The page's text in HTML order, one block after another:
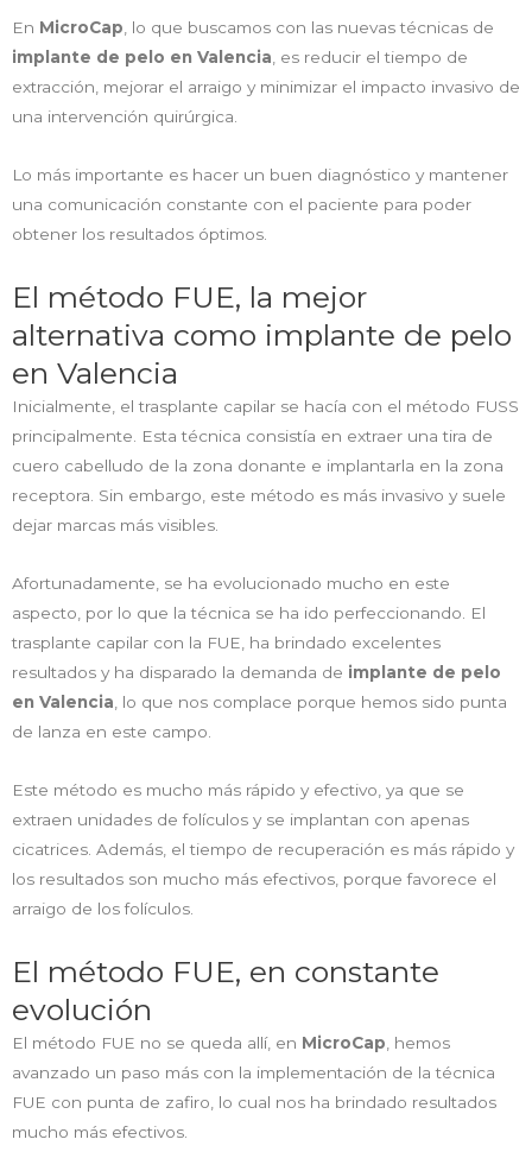
En MicroCap , lo que buscamos con las nuevas técnicas de
implante de pelo en Valencia , es reducir el tiempo de
extracción, mejorar el arraigo y minimizar el impacto invasivo de
una intervención quirúrgica.
Lo más importante es hacer un buen diagnóstico y mantener
una comunicación constante con el paciente para poder
obtener los resultados óptimos.
El método FUE, la mejor
alternativa como implante de pelo
en Valencia
Inicialmente, el trasplante capilar se hacía con el método FUSS
principalmente. Esta técnica consistía en extraer una tira de
cuero cabelludo de la zona donante e implantarla en la zona
receptora. Sin embargo, este método es más invasivo y suele
dejar marcas más visibles.
Afortunadamente, se ha evolucionado mucho en este
aspecto, por lo que la técnica se ha ido perfeccionando. El
trasplante capilar con la FUE, ha brindado excelentes
resultados y ha disparado la demanda de implante de pelo
en Valencia , lo que nos complace porque hemos sido punta
de lanza en este campo.
Este método es mucho más rápido y efectivo, ya que se
extraen unidades de folículos y se implantan con apenas
cicatrices. Además, el tiempo de recuperación es más rápido y
los resultados son mucho más efectivos, porque favorece el
arraigo de los folículos.
El método FUE, en constante
evolución
El método FUE no se queda allí, en MicroCap , hemos
avanzado un paso más con la implementación de la técnica
FUE con punta de zafiro, lo cual nos ha brindado resultados
mucho más efectivos.